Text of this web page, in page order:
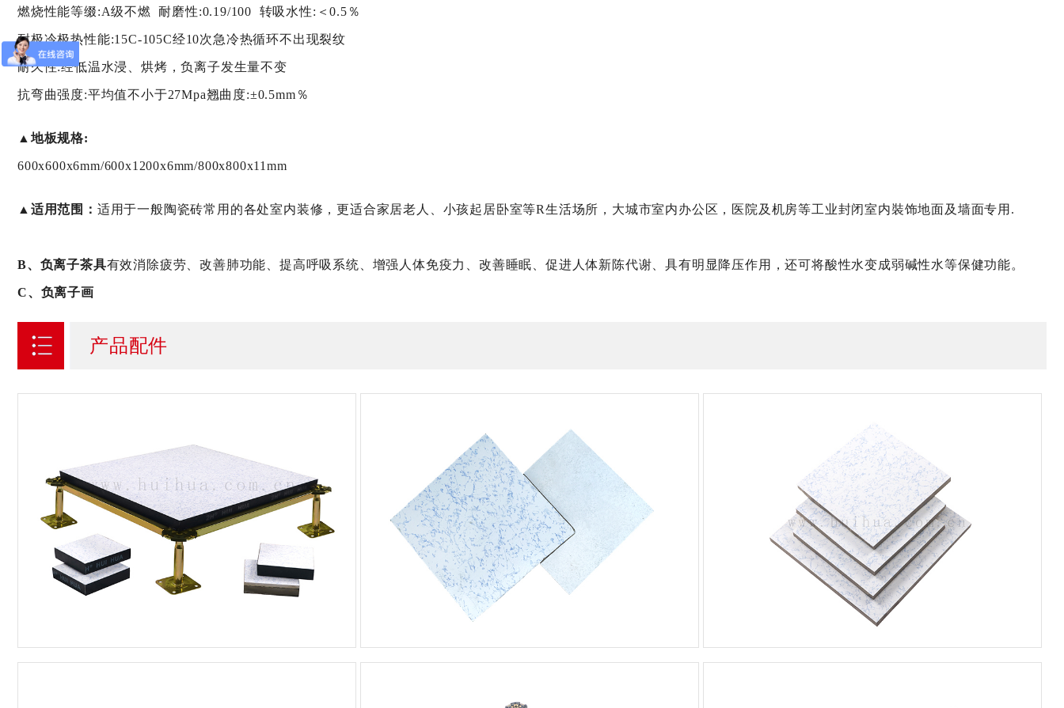
燃烧性能等缀:A级不燃 耐磨性:0.19/100 转吸水性:＜0.5％
耐极冷极热性能:15C-105C经10次急冷热循环不出现裂纹
耐久性:经低温水浸、烘烤，负离子发生量不变
抗弯曲强度:平均值不小于27Mpa翘曲度:±0.5mm％
▲地板规格:
600x600x6mm/600x1200x6mm/800x800x11mm
▲适用范围： 适用于一般陶瓷砖常用的各处室内装修，更适合家居老人、小孩起居卧室等R生活场所，大城市室内办公区，医院及机房等工业封闭室内裝饰地面及墙面专用.
B、负离子茶具有效消除疲劳、改善肺功能、提高呼吸系统、增强人体免疫力、改善睡眠、促进人体新陈代谢、具有明显降压作用，还可将酸性水变成弱碱性水等保健功能。
C、负离子画
产品配件